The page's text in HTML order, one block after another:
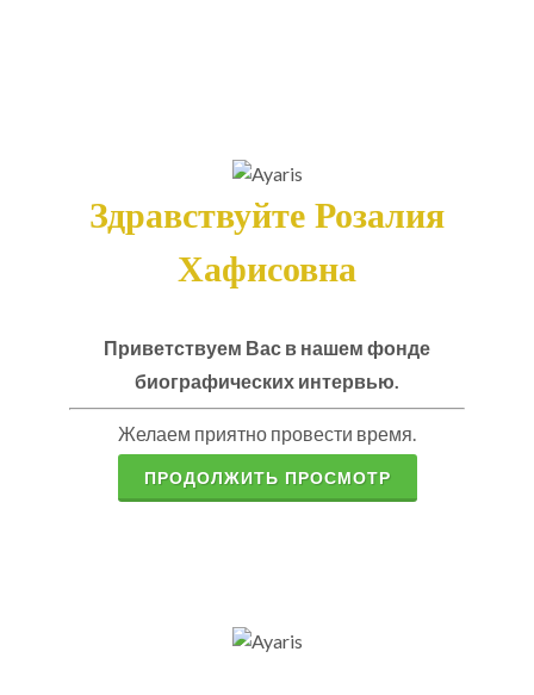
Здравствуйте Розалия
Хафисовна
Приветствуем Вас в нашем фонде
биографических интервью.
Желаем приятно провести время.
ПРОДОЛЖИТЬ ПРОСМОТР